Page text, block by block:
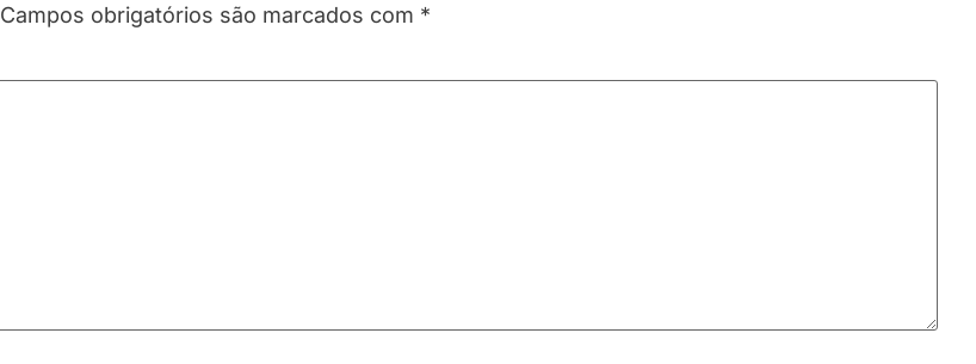
Campos obrigatórios são marcados com *